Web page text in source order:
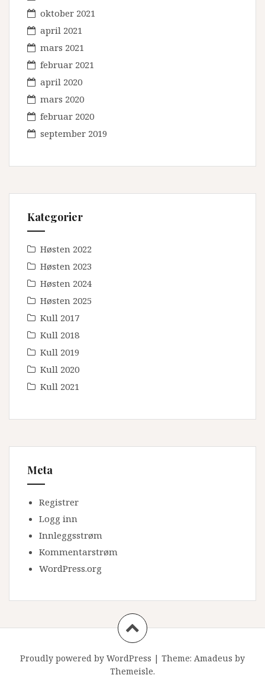
oktober 2021
april 2021
mars 2021
februar 2021
april 2020
mars 2020
februar 2020
september 2019
Kategorier
Høsten 2022
Høsten 2023
Høsten 2024
Høsten 2025
Kull 2017
Kull 2018
Kull 2019
Kull 2020
Kull 2021
Meta
Registrer
Logg inn
Innleggsstrøm
Kommentarstrøm
WordPress.org
Proudly powered by WordPress | Theme: Amadeus by
Themeisle.